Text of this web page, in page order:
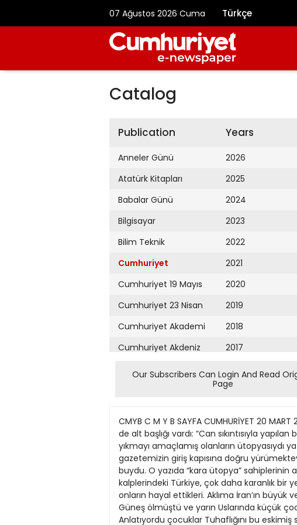
07 Ağustos 2026 Cuma Türkçe
Catalog
Publication
Anneler Günü
Atatürk Kitapları
Babalar Günü
Bilgisayar
Bilim Teknik
Cumhuriyet
Cumhuriyet 19 Mayıs
Cumhuriyet 23 Nisan
Cumhuriyet Akademi
Cumhuriyet Akdeniz
Cumhuriyet Alışveriş
Cumhuriyet Ankara
Cumhuriyet Büyük
Taaruz
Cumhuriyet
Cumartesi
Cumhuriyet Çevre
Years
2026
2025
2024
2023
2022
2021
2020
2019
2018
2017
2016
2015
2013
2012
2011
2010
2009
Our Subscribers Can Login And Read
Page
CMYB C M Y B SAYFA CUMHURİYET 20
de alt başlığı vardı: “Can sıkıntısıyla
yıkmayı amaçlamış olanların ütopyasıydı
gazetemizin giriş kapısına doğru
buydu. O yazıda “kara ütopya” sahiplerinin
kalplerindeki Türkiye, çok daha karanlık bir
onların hayal ettikleri. Aklıma İran’ın büyük
Güneş ölmüştü ve yarın Uslarında küçük
Anlatıyordu çocuklar Tuhaflığını bu